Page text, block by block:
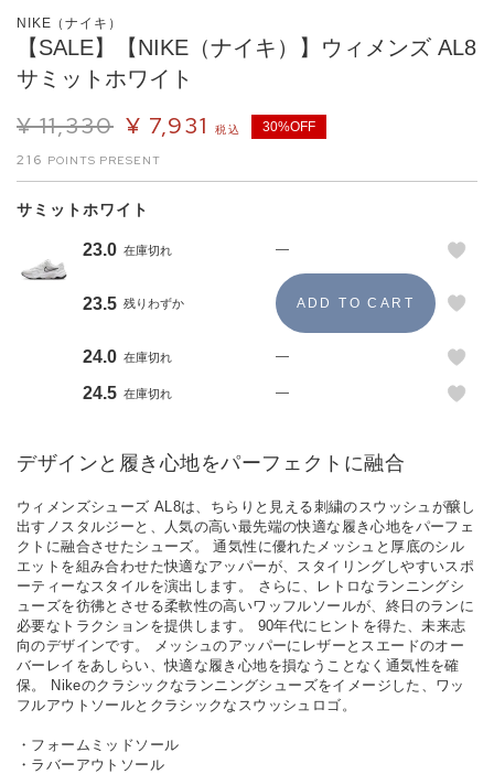
NIKE（ナイキ）
【SALE】【NIKE（ナイキ）】ウィメンズ AL8
サミットホワイト
¥ 11,330 ¥ 7,931 税込 30%OFF
216
サミットホワイト
23.0 在庫切れ —
23.5 残りわずか
24.0 在庫切れ —
24.5 在庫切れ —
デザインと履き心地をパーフェクトに融合
ウィメンズシューズ AL8は、ちらりと見える刺繍のスウッシュが醸し
出すノスタルジーと、人気の高い最先端の快適な履き心地をパーフェ
クトに融合させたシューズ。 通気性に優れたメッシュと厚底のシル
エットを組み合わせた快適なアッパーが、スタイリングしやすいスポ
ーティーなスタイルを演出します。 さらに、レトロなランニングシ
ューズを彷彿とさせる柔軟性の高いワッフルソールが、終日のランに
必要なトラクションを提供します。 90年代にヒントを得た、未来志
向のデザインです。 メッシュのアッパーにレザーとスエードのオー
バーレイをあしらい、快適な履き心地を損なうことなく通気性を確
保。 Nikeのクラシックなランニングシューズをイメージした、ワッ
フルアウトソールとクラシックなスウッシュロゴ。
・フォームミッドソール
・ラバーアウトソール